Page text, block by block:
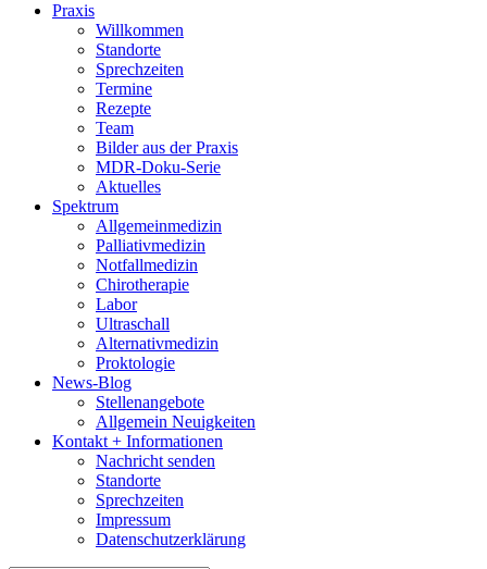
Praxis
Willkommen
Standorte
Sprechzeiten
Termine
Rezepte
Team
Bilder aus der Praxis
MDR-Doku-Serie
Aktuelles
Spektrum
Allgemeinmedizin
Palliativmedizin
Notfallmedizin
Chirotherapie
Labor
Ultraschall
Alternativmedizin
Proktologie
News-Blog
Stellenangebote
Allgemein Neuigkeiten
Kontakt + Informationen
Nachricht senden
Standorte
Sprechzeiten
Impressum
Datenschutzerklärung